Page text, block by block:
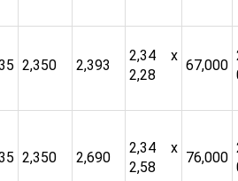
2,350 2,393
2,34 x
2,28
67,000
2,350 2,690
2,34 x
2,58
76,000